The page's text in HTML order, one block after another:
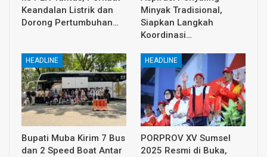
Keandalan Listrik dan
Dorong Pertumbuhan…
Minyak Tradisional,
Siapkan Langkah
Koordinasi…
HEADLINE
Bupati Muba Kirim 7 Bus
dan 2 Speed Boat Antar
HEADLINE
PORPROV XV Sumsel
2025 Resmi di Buka,